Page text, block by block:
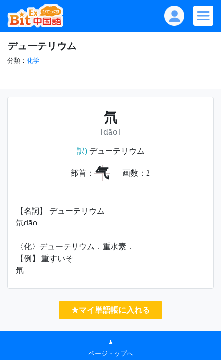
デューテリウム
分類： 化学
氘
[dāo]
訳)デューテリウム
部首： 气 画数： 2
【名詞】 デューテリウム
氘dāo
〈化〉デューテリウム．重水素．
【例】 重すいそ
氘
★マイ単語帳に入れる
▲
ページトップへ